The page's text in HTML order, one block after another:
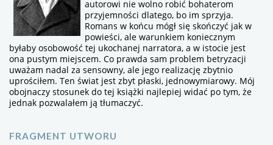
autorowi nie wolno robić bohaterom
przyjemności dlatego, bo im sprzyja.
Romans w końcu mógł się skończyć jak w
powieści, ale warunkiem koniecznym
byłaby osobowość tej ukochanej narratora, a w istocie jest
ona pustym miejscem. Co prawda sam problem betryzacji
uważam nadal za sensowny, ale jego realizację zbytnio
uprościłem. Ten świat jest zbyt płaski, jednowymiarowy. Mój
obojnaczy stosunek do tej książki najlepiej widać po tym, że
jednak pozwalałem ją tłumaczyć.
FRAGMENT UTWORU